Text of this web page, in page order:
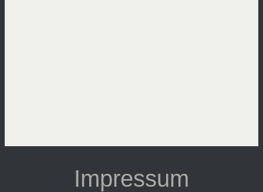
Impressum